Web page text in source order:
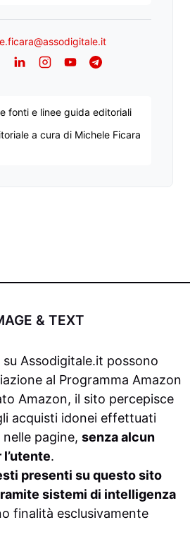
LinkedInInstagram
YouTubeTelegram
fonti e linee guida editoriali
a cura di Michele Ficara
& TEXT
Assodigitale.it possono
al Programma Amazon
Amazon, il sito percepisce
acquisti idonei effettuati
pagine, senza alcun
.
presenti su questo sito
sistemi di intelligenza
finalità esclusivamente